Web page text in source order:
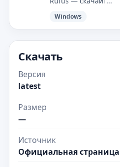
Windows
Скачать
Версия
latest
Размер
—
Источник
Официальная страница